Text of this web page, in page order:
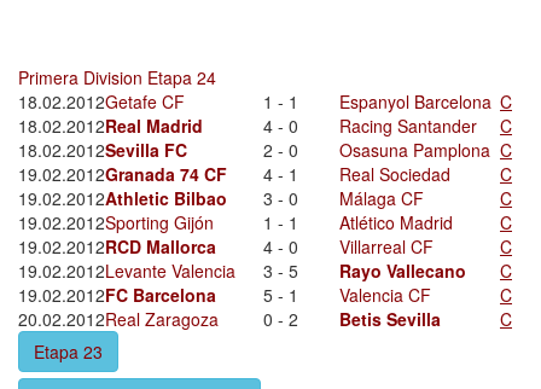
Primera Division Etapa 24
18.02.2012Getafe CF 1 - 1 Espanyol Barcelona C
18.02.2012Real Madrid 4 - 0 Racing Santander
C
18.02.2012Sevilla FC 2 - 0 Osasuna Pamplona C
19.02.2012Granada 74 CF 4 - 1 Real Sociedad
C
19.02.2012Athletic Bilbao 3 - 0 Málaga CF
C
19.02.2012Sporting Gijón 1 - 1 Atlético Madrid
C
19.02.2012RCD Mallorca 4 - 0 Villarreal CF
C
19.02.2012Levante Valencia 3 - 5 Rayo Vallecano
C
19.02.2012FC Barcelona 5 - 1 Valencia CF
C
20.02.2012Real Zaragoza 0 - 2 Betis Sevilla
C
Etapa 23